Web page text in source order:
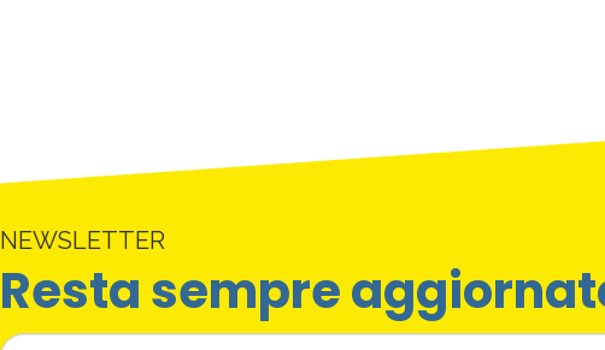
NEWSLETTER
Resta sempre